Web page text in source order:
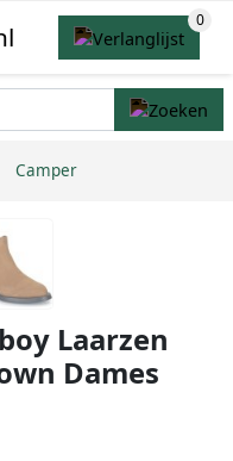
Camper
Laarzen
Dames